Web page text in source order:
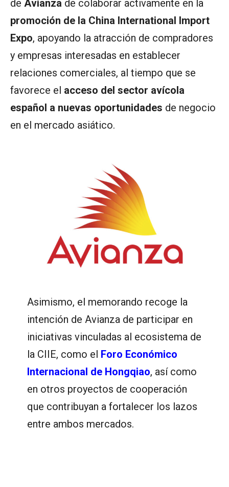
de Avianza de colaborar activamente en la
promoción de la China International Import
Expo, apoyando la atracción de compradores
y empresas interesadas en establecer
relaciones comerciales, al tiempo que se
favorece el acceso del sector avícola
español a nuevas oportunidades de negocio
en el mercado asiático.
Asimismo, el memorando recoge la
intención de Avianza de participar en
iniciativas vinculadas al ecosistema de
la CIIE, como el Foro Económico
Internacional de Hongqiao, así como
en otros proyectos de cooperación
que contribuyan a fortalecer los lazos
entre ambos mercados.